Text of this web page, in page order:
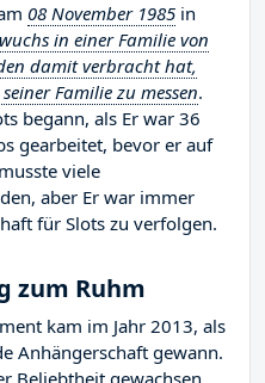
08 November 1985 in
wuchs in einer Familie von
damit verbracht hat,
Familie zu messen.
begann, als Er war 36
gearbeitet, bevor er auf
viele
aber Er war immer
für Slots zu verfolgen.
zum Ruhm
kam im Jahr 2013, als
Anhängerschaft gewann.